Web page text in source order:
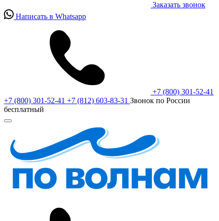
Заказать звонок
Написать в Whatsapp
+7 (800) 301-52-41
+7 (800) 301-52-41 +7 (812) 603-83-31 Звонок по России
бесплатный